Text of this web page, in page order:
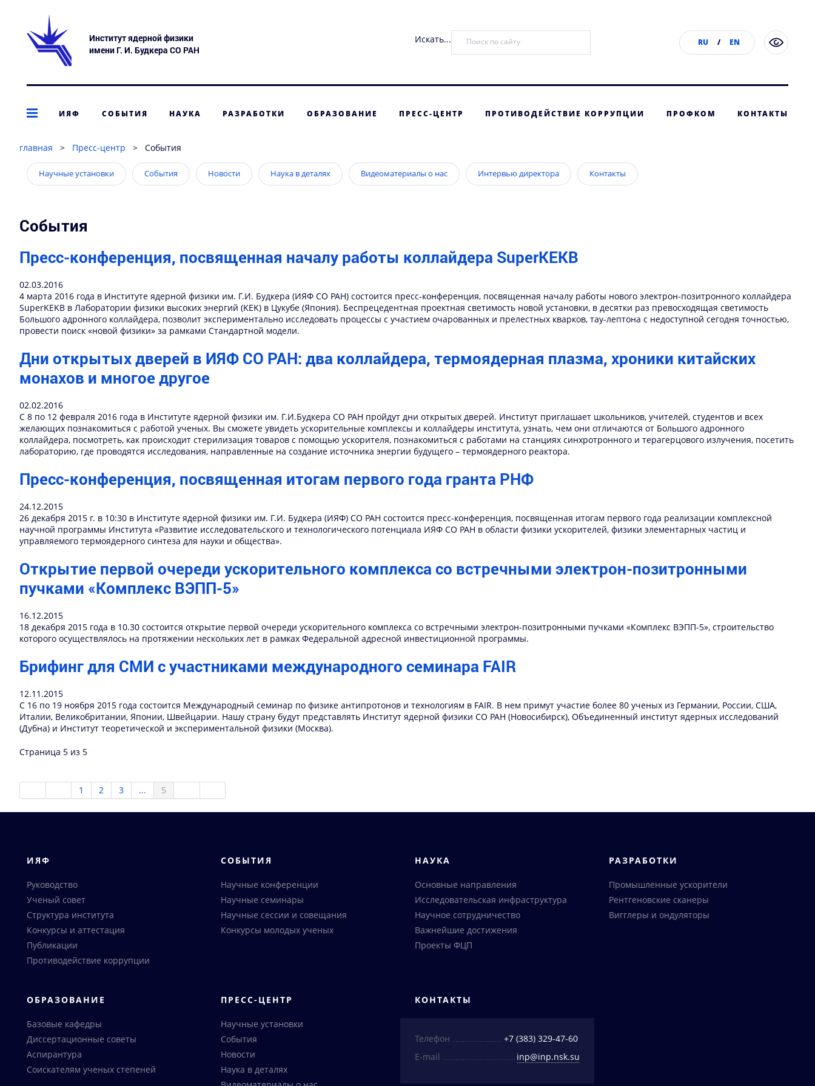
Институт ядерной физики
имени Г. И. Будкера СО РАН
RU / EN
Искать...
ИЯФ СОБЫТИЯ НАУКА РАЗРАБОТКИ ОБРАЗОВАНИЕ ПРЕСС-ЦЕНТР ПРОТИВОДЕЙСТВИЕ КОРРУПЦИИ ПРОФКОМ КОНТАКТЫ
главная > Пресс-центр > События
Научные установки События Новости Наука в деталях Видеоматериалы о нас Интервью директора Контакты
События
Пресс-конференция, посвященная началу работы коллайдера SuperKEKB
02.03.2016
4 марта 2016 года в Институте ядерной физики им. Г.И. Будкера (ИЯФ СО РАН) состоится пресс-конференция, посвященная началу работы нового электрон-позитронного коллайдера
SuperKEKB в Лаборатории физики высоких энергий (KEK) в Цукубе (Япония). Беспрецедентная проектная светимость новой установки, в десятки раз превосходящая светимость
Большого адронного коллайдера, позволит экспериментально исследовать процессы с участием очарованных и прелестных кварков, тау-лептона с недоступной сегодня точностью,
провести поиск «новой физики» за рамками Стандартной модели.
Дни открытых дверей в ИЯФ СО РАН: два коллайдера, термоядерная плазма, хроники китайских
монахов и многое другое
02.02.2016
С 8 по 12 февраля 2016 года в Институте ядерной физики им. Г.И.Будкера СО РАН пройдут дни открытых дверей. Институт приглашает школьников, учителей, студентов и всех
желающих познакомиться с работой ученых. Вы сможете увидеть ускорительные комплексы и коллайдеры института, узнать, чем они отличаются от Большого адронного
коллайдера, посмотреть, как происходит стерилизация товаров с помощью ускорителя, познакомиться с работами на станциях синхротронного и терагерцового излучения, посетить
лабораторию, где проводятся исследования, направленные на создание источника энергии будущего – термоядерного реактора.
Пресс-конференция, посвященная итогам первого года гранта РНФ
24.12.2015
26 декабря 2015 г. в 10:30 в Институте ядерной физики им. Г.И. Будкера (ИЯФ) СО РАН состоится пресс-конференция, посвященная итогам первого года реализации комплексной
научной программы Института «Развитие исследовательского и технологического потенциала ИЯФ СО РАН в области физики ускорителей, физики элементарных частиц и
управляемого термоядерного синтеза для науки и общества».
Открытие первой очереди ускорительного комплекса со встречными электрон-позитронными
пучками «Комплекс ВЭПП-5»
16.12.2015
18 декабря 2015 года в 10.30 состоится открытие первой очереди ускорительного комплекса со встречными электрон-позитронными пучками «Комплекс ВЭПП-5», строительство
которого осуществлялось на протяжении нескольких лет в рамках Федеральной адресной инвестиционной программы.
Брифинг для СМИ с участниками международного семинара FAIR
12.11.2015
С 16 по 19 ноября 2015 года состоится Международный семинар по физике антипротонов и технологиям в FAIR. В нем примут участие более 80 ученых из Германии, России, США,
Италии, Великобритании, Японии, Швейцарии. Нашу страну будут представлять Институт ядерной физики СО РАН (Новосибирск), Объединенный институт ядерных исследований
(Дубна) и Институт теоретической и экспериментальной физики (Москва).
Страница 5 из 5
1 2 3 ... 5
ИЯФ
Руководство
Ученый совет
Структура института
Конкурсы и аттестация
Публикации
Противодействие коррупции
СОБЫТИЯ
Научные конференции
Научные семинары
Научные сессии и совещания
Конкурсы молодых ученых
НАУКА
Основные направления
Исследовательская инфраструктура
Научное сотрудничество
Важнейшие достижения
Проекты ФЦП
РАЗРАБОТКИ
Промышленные ускорители
Рентгеновские сканеры
Вигглеры и ондуляторы
ОБРАЗОВАНИЕ
Базовые кафедры
Диссертационные советы
Аспирантура
Соискателям ученых степеней
ПРЕСС-ЦЕНТР
Научные установки
События
Новости
Наука в деталях
КОНТАКТЫ
Телефон
+7 (383) 329-47-60
E-mail
inp@inp.nsk.su